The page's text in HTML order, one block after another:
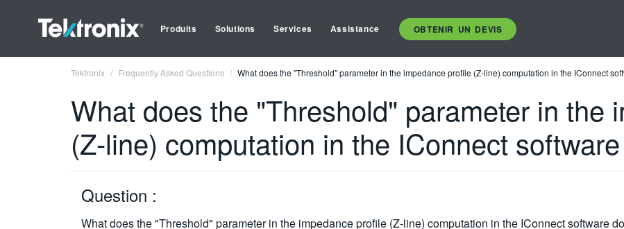
Produits Solutions Services Assistance OBTENIR UN DEVIS
Tektronix Frequently Asked Questions What does the "Threshold" parameter in the impedance profile (Z-line) computation in the IConnect
What does the "Threshold" parameter in the
(Z-line) computation in the IConnect
Question :
What does the "Threshold" parameter in the impedance profile (Z-line) computation in the IConnect software